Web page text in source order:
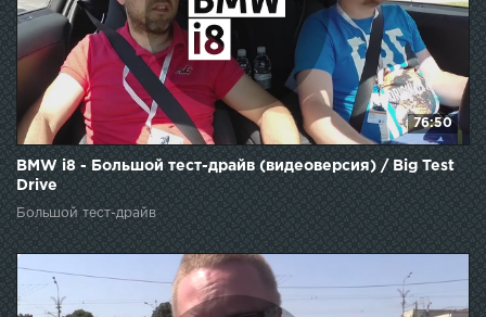
76:50
BMW i8 - Большой тест-драйв (видеоверсия) / Big Test
Drive
Большой тест-драйв